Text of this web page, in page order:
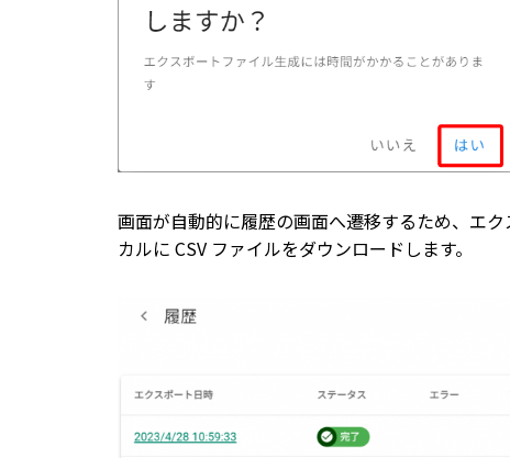
画面が自動的に履歴の画面へ遷移するため、エ
カルに CSV ファイルをダウンロードします。